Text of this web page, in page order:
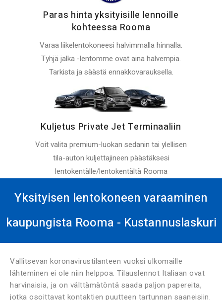
Paras hinta yksityisille lennoille
kohteessa Rooma
Varaa liikelentokoneesi halvimmalla hinnalla.
Tyhjä jalka -lentomme ovat aina halvempia.
Tarkista ja säästä ennakkovarauksella.
Kuljetus Private Jet Terminaaliin
Voit valita premium-luokan sedanin tai ylellisen
tila-auton kuljettajineen päästäksesi
lentokentälle/lentokentältä Rooma
Yksityisen lentokoneen varaaminen
kaupungista Rooma - Kustannuslaskuri
Vallitsevan koronavirustilanteen vuoksi ulkomaille
lähteminen ei ole niin helppoa. Tilauslennot Italiaan ovat
harvinaisia, ja on välttämätöntä saada paljon papereita,
jotka osoittavat kontaktien puutteen tartunnan saaneisiin.